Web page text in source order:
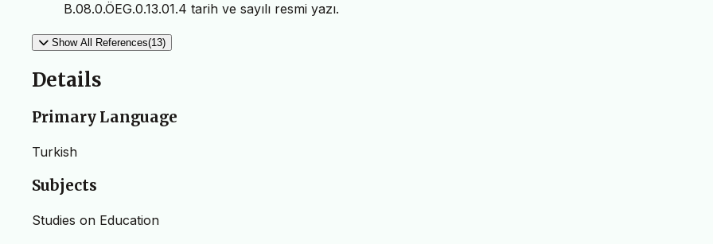
B.08.0.ÖEG.0.13.01.4 tarih ve sayılı resmi yazı.
Show All References(13)
Details
Primary Language
Turkish
Subjects
Studies on Education